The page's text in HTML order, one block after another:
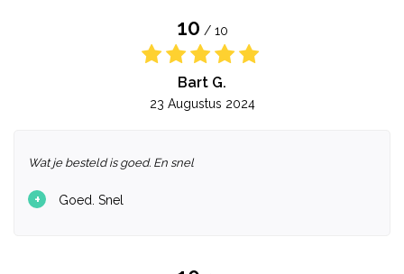
10 / 10
Bart G.
23 Augustus 2024
Wat je besteld is goed. En snel
+ Goed. Snel